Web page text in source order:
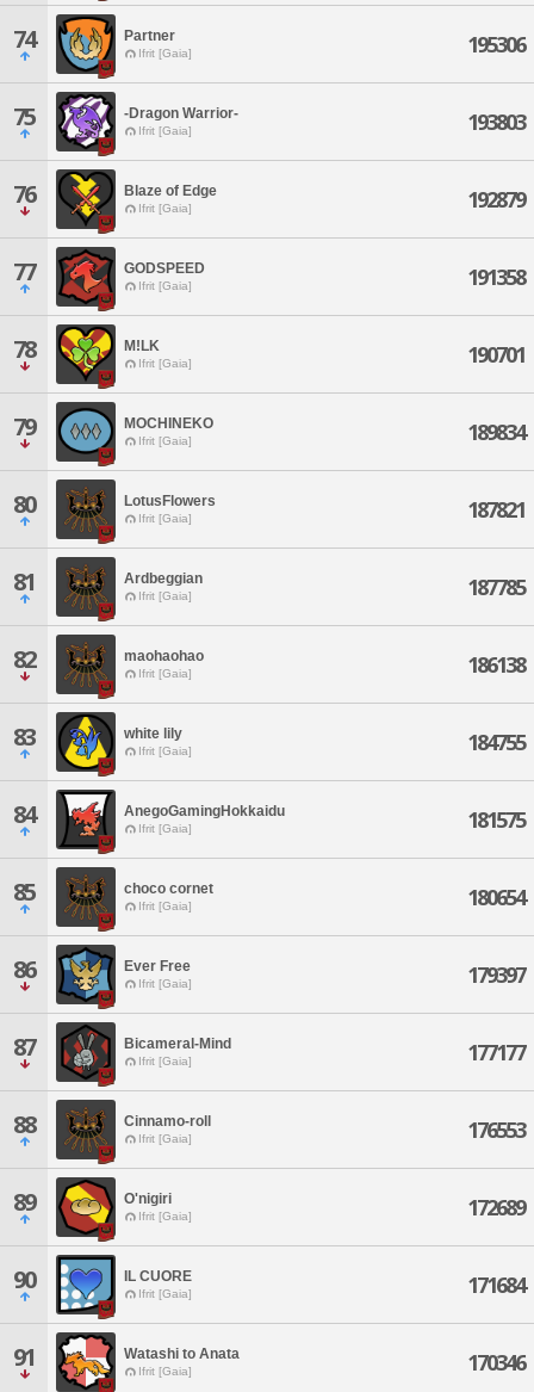
74 Partner
Ifrit [Gaia] 195306
75 -Dragon Warrior-
Ifrit [Gaia] 193803
76 Blaze of Edge
Ifrit [Gaia] 192879
77 GODSPEED
Ifrit [Gaia] 191358
78 M!LK
Ifrit [Gaia] 190701
79 MOCHINEKO
Ifrit [Gaia] 189834
80 LotusFlowers
Ifrit [Gaia] 187821
81 Ardbeggian
Ifrit [Gaia] 187785
82 maohaohao
Ifrit [Gaia] 186138
83 white lily
Ifrit [Gaia] 184755
84 AnegoGamingHokkaidu
Ifrit [Gaia] 181575
85 choco cornet
Ifrit [Gaia] 180654
86 Ever Free
Ifrit [Gaia] 179397
87 Bicameral-Mind
Ifrit [Gaia] 177177
88 Cinnamo-roll
Ifrit [Gaia] 176553
89 O'nigiri
Ifrit [Gaia] 172689
90 IL CUORE
Ifrit [Gaia] 171684
91 Watashi to Anata
Ifrit [Gaia] 170346